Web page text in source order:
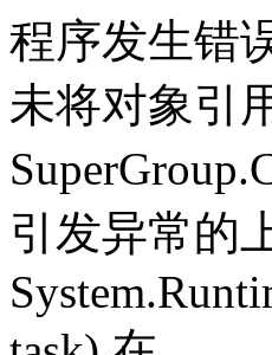
程序发生错
未将对象引
引发异常的